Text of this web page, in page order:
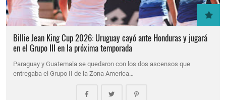
Billie Jean King Cup 2026: Uruguay cayó ante Honduras y jugará
en el Grupo III en la próxima temporada
Paraguay y Guatemala se quedaron con los dos ascensos que
entregaba el Grupo II de la Zona America…